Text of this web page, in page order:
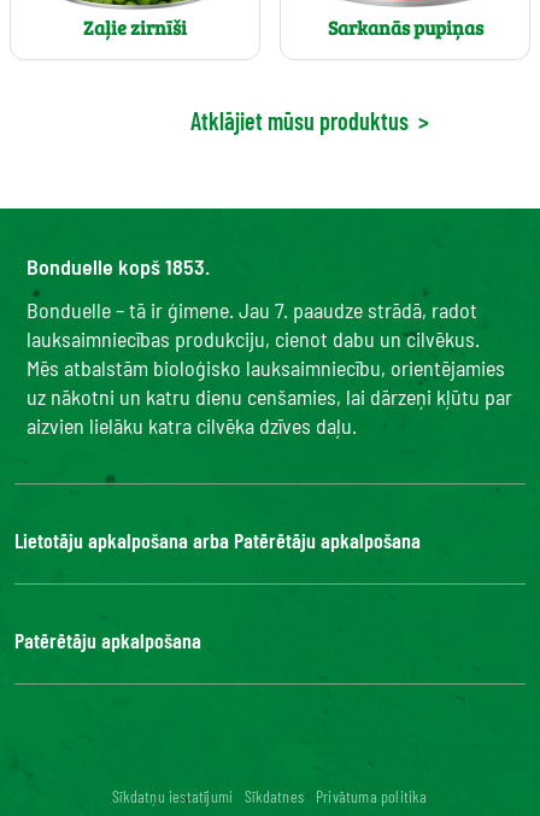
Zaļie zirnīši Sarkanās pupiņas
Atklājiet mūsu produktus >
Bonduelle kopš 1853.
Bonduelle – tā ir ģimene. Jau 7. paaudze strādā, radot
lauksaimniecības produkciju, cienot dabu un cilvēkus.
Mēs atbalstām bioloģisko lauksaimniecību, orientējamies
uz nākotni un katru dienu cenšamies, lai dārzeņi kļūtu par
aizvien lielāku katra cilvēka dzīves daļu.
Lietotāju apkalpošana arba Patērētāju apkalpošana
Bonduelle Food Service
Patērētāju apkalpošana
Kontakti
Digitālā piekļuve: nav atbilstoša
Sīkdatņu iestatījumi Sīkdatnes Privātuma politika